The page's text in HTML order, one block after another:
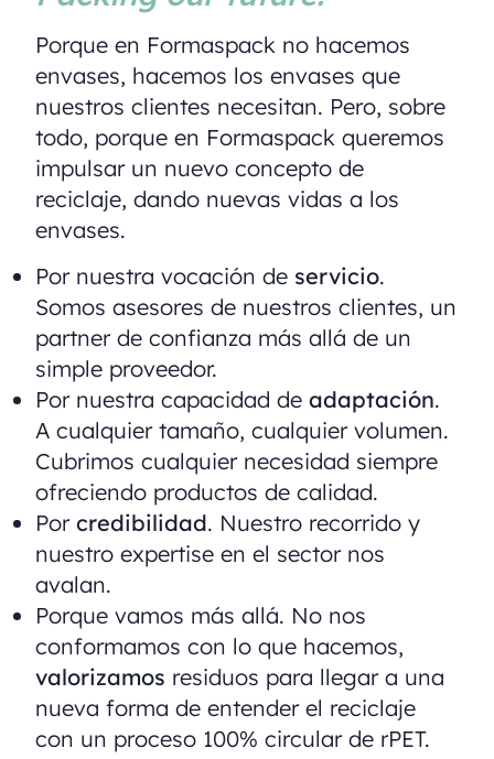
Porque en Formaspack no hacemos
envases, hacemos los envases que
nuestros clientes necesitan. Pero, sobre
todo, porque en Formaspack queremos
impulsar un nuevo concepto de
reciclaje, dando nuevas vidas a los
envases.
Por nuestra vocación de servicio.
Somos asesores de nuestros clientes, un
partner de confianza más allá de un
simple proveedor.
Por nuestra capacidad deadaptación.
A cualquier tamaño, cualquier volumen.
Cubrimos cualquier necesidad siempre
ofreciendo productos de calidad.
Porcredibilidad. Nuestro recorrido y
nuestro expertise en el sector nos
avalan.
Porque vamos más allá. No nos
conformamos con lo que hacemos,
valorizamos residuos para llegar a una
nueva forma de entender el reciclaje
con un proceso 100% circular de rPET.